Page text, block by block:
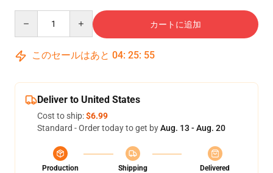
カートに追加
このセールはあと 04: 25: 54
Deliver to United States
Cost to ship:$6.99
Standard - Order today to get byAug. 13 - Aug. 20
Production
Shipping
Delivered